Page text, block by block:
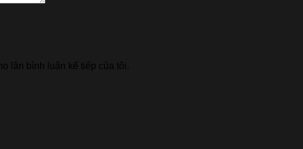
lần bình luận kế tiếp của tôi.